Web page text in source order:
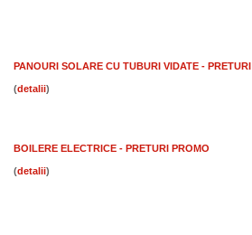
PANOURI SOLARE CU TUBURI VIDATE - PRETURI
( )
BOILERE ELECTRICE - PRETURI PROMO
( )